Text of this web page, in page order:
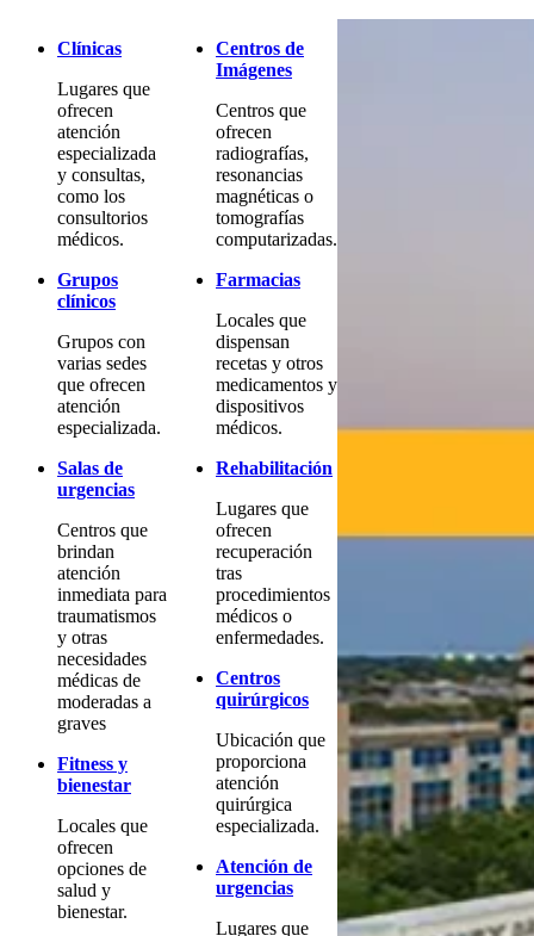
Clínicas
Lugares que
ofrecen
atención
especializada
y consultas,
como los
consultorios
médicos.
Grupos
clínicos
Grupos con
varias sedes
que ofrecen
atención
especializada.
Salas de
urgencias
Centros que
brindan
atención
inmediata para
traumatismos
y otras
necesidades
médicas de
moderadas a
graves
Fitness y
bienestar
Locales que
ofrecen
opciones de
salud y
bienestar.
Centros de
Imágenes
Centros que
ofrecen
radiografías,
resonancias
magnéticas o
tomografías
computarizadas.
Farmacias
Locales que
dispensan
recetas y otros
medicamentos y
dispositivos
médicos.
Rehabilitación
Lugares que
ofrecen
recuperación
tras
procedimientos
médicos o
enfermedades.
Centros
quirúrgicos
Ubicación que
proporciona
atención
quirúrgica
especializada.
Atención de
urgencias
Lugares que